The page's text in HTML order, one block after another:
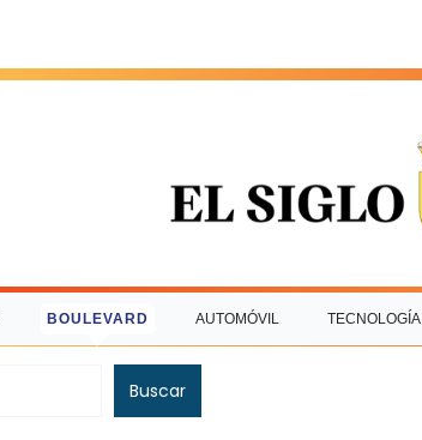
BOULEVARD AUTOMÓVIL TECNOLOGÍA
Buscar